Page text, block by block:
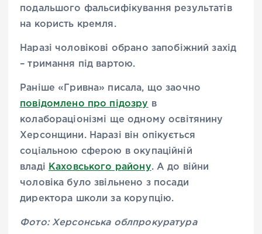
подальшого фальсифікування результатів
на користь кремля.
Наразі чоловікові обрано запобіжний захід
– тримання під вартою.
Раніше «Гривна» писала, що заочно
повідомлено про підозру в
колабораціонізмі ще одному освітянину
Херсонщини. Наразі він опікується
соціальною сферою в окупаційній
владі Каховського району. А до війни
чоловіка було звільнено з посади
директора школи за корупцію.
Фото: Херсонська облпрокуратура